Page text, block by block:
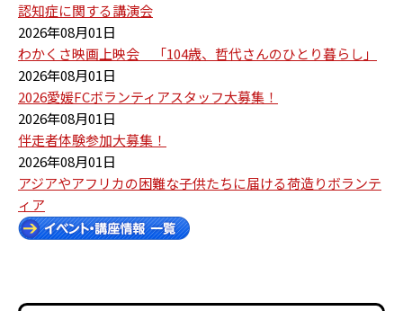
認知症に関する講演会
2026年08月01日
わかくさ映画上映会 「104歳、哲代さんのひとり暮らし」
2026年08月01日
2026愛媛FCボランティアスタッフ大募集！
2026年08月01日
伴走者体験参加大募集！
2026年08月01日
アジアやアフリカの困難な子供たちに届ける荷造りボランテ
ィア